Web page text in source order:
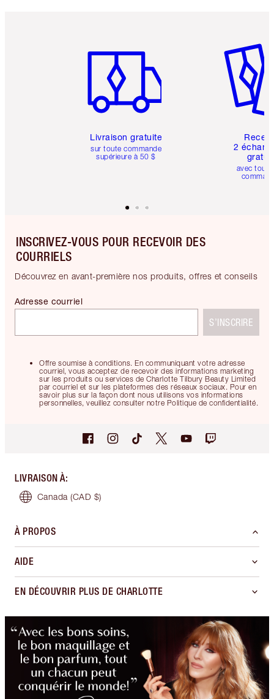
Livraison gratuite
sur toute commande
supérieure à 50 $
2
avec
INSCRIVEZ-VOUS POUR RECEVOIR DES
COURRIELS
Découvrez en avant-première nos produits, offres et conseils
Offre soumise à conditions. En communiquant votre adresse
courriel, vous acceptez de recevoir des informations marketing
sur les produits ou services de Charlotte Tilbury Beauty Limited
par courriel et sur les plateformes des réseaux sociaux. Pour en
savoir plus sur la façon dont nous utilisons vos informations
personnelles, veuillez consulter notre Politique de confidentialité.
Adresse courriel
S’INSCRIRE
LIVRAISON À:
Canada (CAD $)
À PROPOS
AIDE
EN DÉCOUVRIR PLUS DE CHARLOTTE